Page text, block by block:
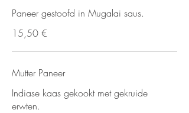
Paneer gestoofd in Mugalai saus.
15,50 €
Mutter Paneer
Indiase kaas gekookt met gekruide
erwten.